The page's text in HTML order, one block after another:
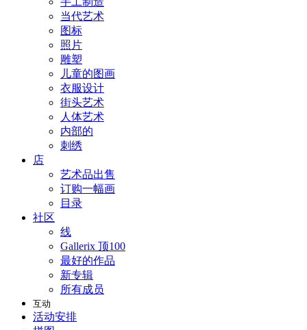
当代艺术
图标
照片
雕塑
儿童的图画
衣服设计
街头艺术
人体艺术
内部的
刺绣
店
艺术品出售
订购一幅画
目录
社区
线
Gallerix 顶100
最好的作品
新专辑
所有成员
互动
活动安排